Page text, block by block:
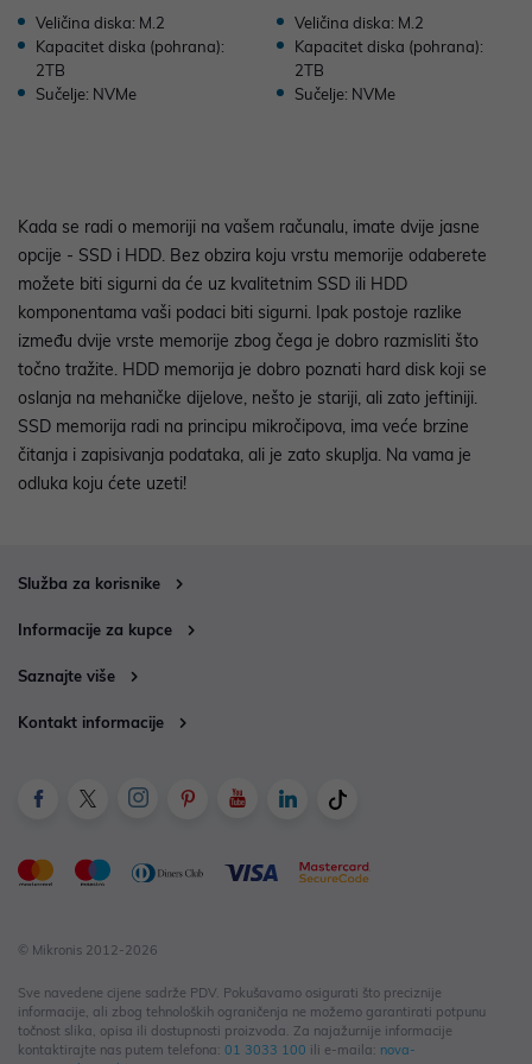
Veličina diska: M.2
Kapacitet diska (pohrana):
2TB
Sučelje: NVMe
Veličina diska: M.2
Kapacitet diska (pohrana):
2TB
Sučelje: NVMe
Kada se radi o memoriji na vašem računalu, imate dvije jasne
opcije - SSD i HDD. Bez obzira koju vrstu memorije odaberete
možete biti sigurni da će uz kvalitetnim SSD ili HDD
komponentama vaši podaci biti sigurni. Ipak postoje razlike
između dvije vrste memorije zbog čega je dobro razmisliti što
točno tražite. HDD memorija je dobro poznati hard disk koji se
oslanja na mehaničke dijelove, nešto je stariji, ali zato jeftiniji.
SSD memorija radi na principu mikročipova, ima veće brzine
čitanja i zapisivanja podataka, ali je zato skuplja. Na vama je
odluka koju ćete uzeti!
Služba za korisnike
Informacije za kupce
Saznajte više
Kontakt informacije
© Mikronis 2012-2026
Sve navedene cijene sadrže PDV. Pokušavamo osigurati što preciznije
informacije, ali zbog tehnoloških ograničenja ne možemo garantirati potpunu
točnost slika, opisa ili dostupnosti proizvoda. Za najažurnije informacije
kontaktirajte nas putem telefona: 01 3033 100 ili e-maila: nova-